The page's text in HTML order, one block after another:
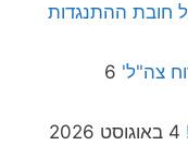
חובת ההתנגדות
צה"ל' 6
4 באוגוסט 2026